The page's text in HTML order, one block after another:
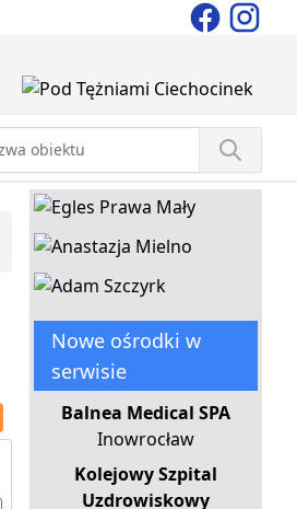
Nowe ośrodki w
serwisie
Balnea Medical SPA
Inowrocław
Kolejowy Szpital
Uzdrowiskowy